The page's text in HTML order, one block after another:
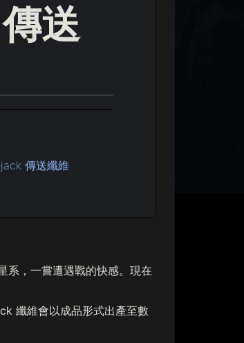
送
傳送纖維
系，一嘗遭遇戰的快感。現在
纖維會以成品形式出產至數